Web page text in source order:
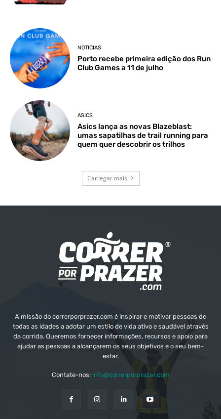
NOTICIAS
Porto recebe primeira edição dos Run
Club Games a 11 de julho
ASICS
Asics lança as novas Blazeblast:
umas sapatilhas de trail running para
quem quer descobrir os trilhos
Carregar mais
A missão do correrporprazer.com é inspirar e motivar pessoas de
todas as idades a adotar um estilo de vida ativo e saudável através
da corrida. Queremos fornecer informações, recursos e apoio para
ajudar as pessoas a alcançarem os seus objetivos e o seu bem-
estar.
Contate-nos: info@correrporprazer.com